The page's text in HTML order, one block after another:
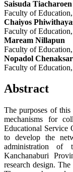
Saisuda Tiacharoen
Faculty of
Chaiyos
Faculty of
Maream Nillapun
Faculty of
Nopadol
Faculty of
Abstract
The purposes of this
mechanisms for
Educational Service
to develop the
administration of
Kanchanaburi
research design.